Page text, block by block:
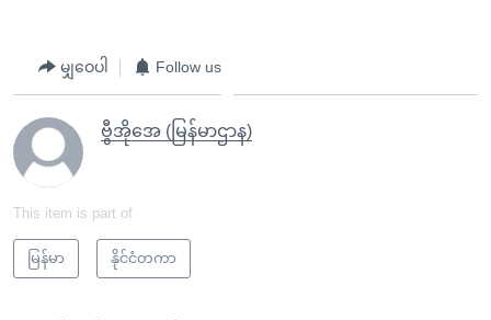
မျှဝေပါ Follow us
ဗွီအိုအေ (မြန်မာဌာန)
This item is part of
မြန်မာ နိုင်ငံတကာ